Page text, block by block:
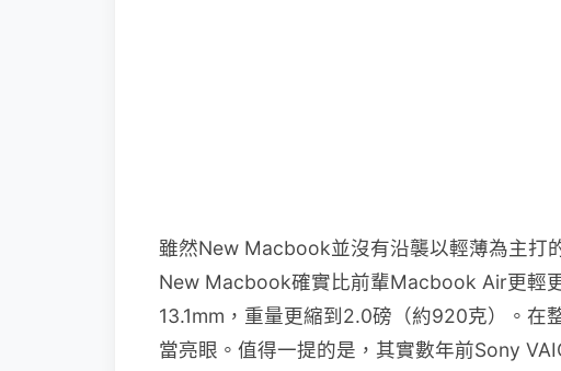
雖然New Macbook並沒有沿襲以輕薄為主打
New Macbook確實比前輩Macbook Air更輕
13.1mm，重量更縮到2.0磅（約920克）。
當亮眼。值得一提的是，其實數年前Sony